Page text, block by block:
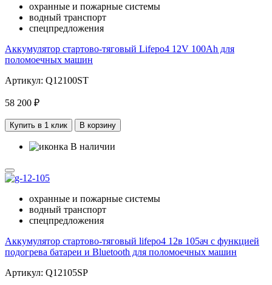
охранные и пожарные системы
водный транспорт
спецпредложения
Аккумулятор стартово-тяговый Lifepo4 12V 100Ah для
поломоечных машин
Артикул: Q12100ST
58 200 ₽
Купить в 1 клик В корзину
В наличии
охранные и пожарные системы
водный транспорт
спецпредложения
Аккумулятор стартово-тяговый lifepo4 12в 105ач с функцией
подогрева батареи и Bluetooth для поломоечных машин
Артикул: Q12105SP